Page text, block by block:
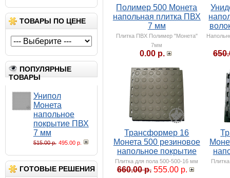
ТОВАРЫ ПО ЦЕНЕ
ПОПУЛЯРНЫЕ
ТОВАРЫ
Унипол
Монета
напольное
покрытие ПВХ
7 мм
515.00 р. 495.00 р.
ГОТОВЫЕ РЕШЕНИЯ
Полимер 500 Монета
напольная плитка ПВХ
7 мм
Плитка ПВХ Полимер "Монета"
7мм
0.00 р.
Трансформер 16
Монета 500 резиновое
напольное покрытие
Плитка для пола 500-500-16 мм
660.00 р. 555.00 р.